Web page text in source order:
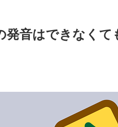
発音はできなくて